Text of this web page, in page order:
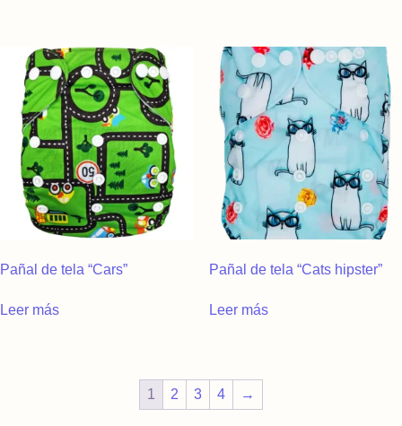
Pañal de tela “Cars”
Leer más
Pañal de tela “Cats hipster”
Leer más
1 2 3 4 →